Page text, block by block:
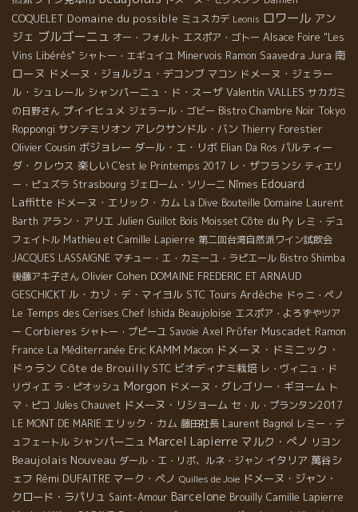
COQUELET Domaine du possible ミュスカデ Leonis ロワール アン
ジェ ブルゴーニュ オー・フォルト エスポア・ゴトー Alsace Foire "Les
Vins Libérés" シャトー・エギュイユ Minervois Ramon Saavedra Jura 南
ローヌ ドメーヌ・ジョルジュ・デコンブ マコン ドメーヌ・ジェラー
ル・シュレール シャンパーニュ・ド・スーザ Valentin VALLES サカガミ
の日野さん プイイヒュメ ジェラール・ゴビー Bistro Chambre Noir Tokyo
Roppongi サンテミリオン アレクサンドル・バン Thierry Forestier
Olivier Cousin ボジョレー ダール・エ・リボ Elian Da Ros パルティー
ダ・クレウス 楽しい C'est le Printemps 2017 レ・ザフランシ ティエリ
ー・ピュズラ Strasbourg ジェローム・ソリーニ Nîmes Edouard
Laffitte ドメーヌ・エリック・カム La Dive Bouteille Domaine Laurent
Barth アラン・アリエ Julien Guillot Bois Moisset Côte du Py レミ・デュ
フェイトル Mathieu et Camille Lapierre 第二回台湾自然派ワイン試飲会
JACQUES LASSAIGNE マチュー・エ・カミーユ・ラピエール Bistro Shimba
後藤アキ子さん Olivier Cohen DOMAINE FREDERIC ET ARNAUD
GESCHICKT ル・カゾ・デ・マイヨル STC Tours Ardèche ドゥニ・ペノ
Le Temps des Cerises Chef Ishida Beaujoloise エスポア・よろずやツア
ー Corbieres シャトー・プピーユ Savoie Axel Prϋfer Muscadet Ramon
France La Méditerranée Eric KAMM Macon ドメーヌ・ドミニック・
ドゥラン Côte de Brouilly STC ビオディナミ栽培 レ・ヴィニュ・ド
リヴィエ ラ・ピオッシュ Morgon ドメーヌ・グレゴリー・ギヨーム ト
マ・ピコ Jules Chauvet ドメーヌ・リショーム セ・ル・プランタン2017
LE MONT DE MARIE エリック・カム 藤田社長 Laurent Bagnol レミー・デ
ュフェートル シャンパーニュ Marcel Lapierre マルク・ぺノ リヨン
Beaujolais Nouveau ダール・エ・リボ、ルネ・ジャン イタリア 萬谷シ
ェフ Rémi DUFAITRE マーク・ペノ Quilles de Joie ドメーヌ・ジャン・
クロード・ラパリュ Saint-Amour Barcelone Brouilly Camille Lapierre